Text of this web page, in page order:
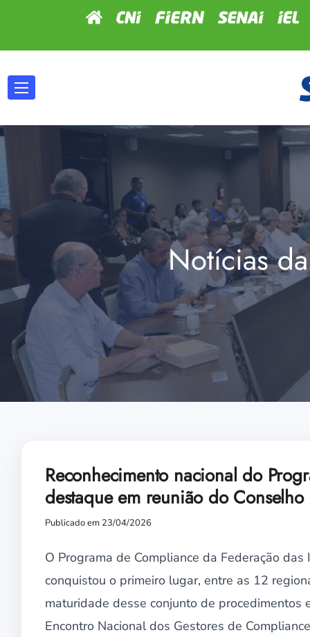
Notícias
Reconhecimento nacional do
destaque em reunião do Conselho
Publicado em 23/04/2026
O Programa de Compliance da Federação
conquistou o primeiro lugar, entre as 12
maturidade desse conjunto de procedimentos
Encontro Nacional dos Gestores de